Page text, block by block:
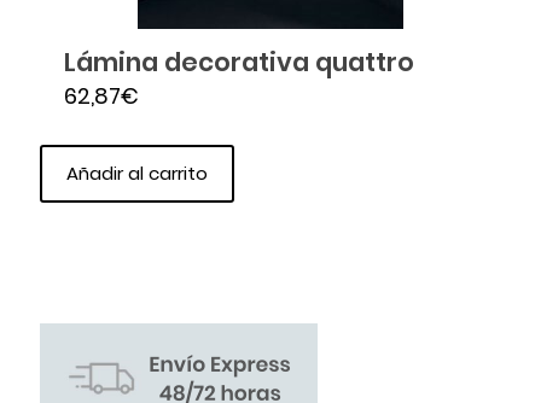
Lámina decorativa quattro
62,87€
Añadir al carrito